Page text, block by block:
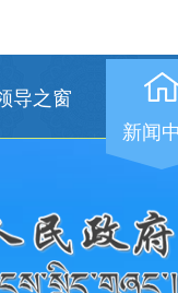
导之窗
新闻